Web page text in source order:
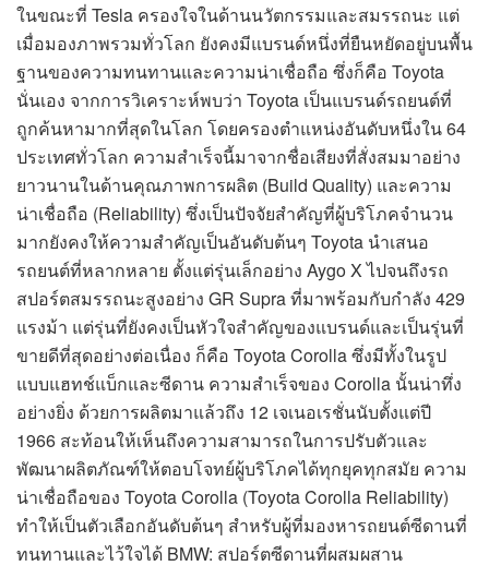
ในขณะที่ Tesla ครองใจในด้านนวัตกรรมและสมรรถนะ แต่
เมื่อมองภาพรวมทั่วโลก ยังคงมีแบรนด์หนึ่งที่ยืนหยัดอยู่บนพื้น
ฐานของความทนทานและความน่าเชื่อถือ ซึ่งก็คือ Toyota
นั่นเอง จากการวิเคราะห์พบว่า Toyota เป็นแบรนด์รถยนต์ที่
ถูกค้นหามากที่สุดในโลก โดยครองตำแหน่งอันดับหนึ่งใน 64
ประเทศทั่วโลก ความสำเร็จนี้มาจากชื่อเสียงที่สั่งสมมาอย่าง
ยาวนานในด้านคุณภาพการผลิต (Build Quality) และความ
น่าเชื่อถือ (Reliability) ซึ่งเป็นปัจจัยสำคัญที่ผู้บริโภคจำนวน
มากยังคงให้ความสำคัญเป็นอันดับต้นๆ Toyota นำเสนอ
รถยนต์ที่หลากหลาย ตั้งแต่รุ่นเล็กอย่าง Aygo X ไปจนถึงรถ
สปอร์ตสมรรถนะสูงอย่าง GR Supra ที่มาพร้อมกับกำลัง 429
แรงม้า แต่รุ่นที่ยังคงเป็นหัวใจสำคัญของแบรนด์และเป็นรุ่นที่
ขายดีที่สุดอย่างต่อเนื่อง ก็คือ Toyota Corolla ซึ่งมีทั้งในรูป
แบบแฮทช์แบ็กและซีดาน ความสำเร็จของ Corolla นั้นน่าทึ่ง
อย่างยิ่ง ด้วยการผลิตมาแล้วถึง 12 เจเนอเรชั่นนับตั้งแต่ปี
1966 สะท้อนให้เห็นถึงความสามารถในการปรับตัวและ
พัฒนาผลิตภัณฑ์ให้ตอบโจทย์ผู้บริโภคได้ทุกยุคทุกสมัย ความ
น่าเชื่อถือของ Toyota Corolla (Toyota Corolla Reliability)
ทำให้เป็นตัวเลือกอันดับต้นๆ สำหรับผู้ที่มองหารถยนต์ซีดานที่
ทนทานและไว้ใจได้ BMW: สปอร์ตซีดานที่ผสมผสาน